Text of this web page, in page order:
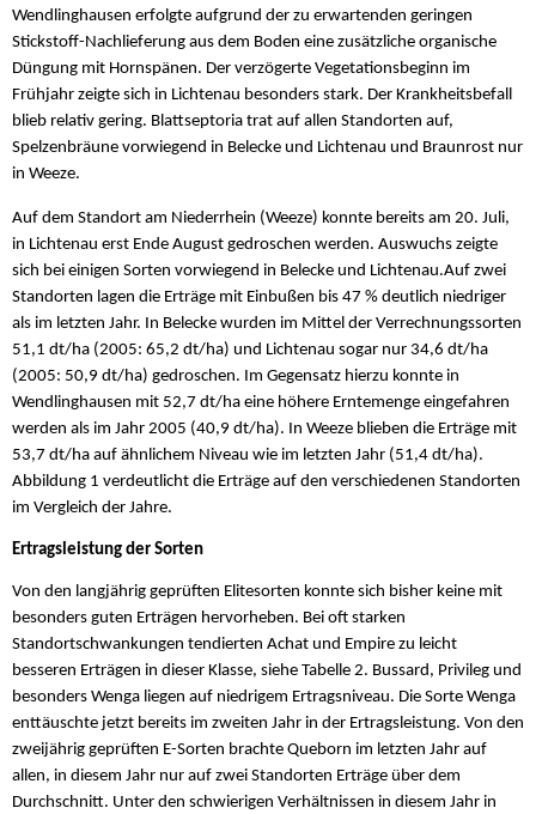
Wendlinghausen erfolgte aufgrund der zu erwartenden geringen
Stickstoff-Nachlieferung aus dem Boden eine zusätzliche organische
Düngung mit Hornspänen. Der verzögerte Vegetationsbeginn im
Frühjahr zeigte sich in Lichtenau besonders stark. Der Krankheitsbefall
blieb relativ gering. Blattseptoria trat auf allen Standorten auf,
Spelzenbräune vorwiegend in Belecke und Lichtenau und Braunrost nur
in Weeze.
Auf dem Standort am Niederrhein (Weeze) konnte bereits am 20. Juli,
in Lichtenau erst Ende August gedroschen werden. Auswuchs zeigte
sich bei einigen Sorten vorwiegend in Belecke und Lichtenau.Auf zwei
Standorten lagen die Erträge mit Einbußen bis 47 % deutlich niedriger
als im letzten Jahr. In Belecke wurden im Mittel der Verrechnungssorten
51,1 dt/ha (2005: 65,2 dt/ha) und Lichtenau sogar nur 34,6 dt/ha
(2005: 50,9 dt/ha) gedroschen. Im Gegensatz hierzu konnte in
Wendlinghausen mit 52,7 dt/ha eine höhere Erntemenge eingefahren
werden als im Jahr 2005 (40,9 dt/ha). In Weeze blieben die Erträge mit
53,7 dt/ha auf ähnlichem Niveau wie im letzten Jahr (51,4 dt/ha).
Abbildung 1 verdeutlicht die Erträge auf den verschiedenen Standorten
im Vergleich der Jahre.
Ertragsleistung der Sorten
Von den langjährig geprüften Elitesorten konnte sich bisher keine mit
besonders guten Erträgen hervorheben. Bei oft starken
Standortschwankungen tendierten Achat und Empire zu leicht
besseren Erträgen in dieser Klasse, siehe Tabelle 2. Bussard, Privileg und
besonders Wenga liegen auf niedrigem Ertragsniveau. Die Sorte Wenga
enttäuschte jetzt bereits im zweiten Jahr in der Ertragsleistung. Von den
zweijährig geprüften E-Sorten brachte Queborn im letzten Jahr auf
allen, in diesem Jahr nur auf zwei Standorten Erträge über dem
Durchschnitt. Unter den schwierigen Verhältnissen in diesem Jahr in